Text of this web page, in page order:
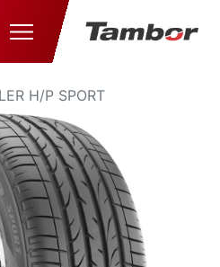
H/P SPORT